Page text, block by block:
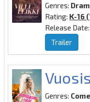
Genres:
Rating: K-16
Release Date:
Trailer
Genres: